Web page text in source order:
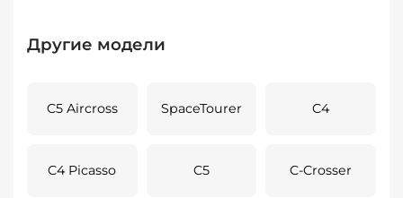
Другие модели
C5 Aircross SpaceTourer C4
C4 Picasso C5 C-Crosser